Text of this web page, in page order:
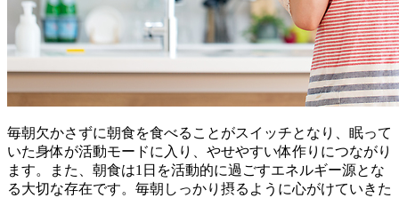
毎朝欠かさずに朝食を食べることがスイッチとなり、眠って
いた身体が活動モードに入り、やせやすい体作りにつながり
ます。また、朝食は1日を活動的に過ごすエネルギー源とな
る大切な存在です。毎朝しっかり摂るように心がけていきた